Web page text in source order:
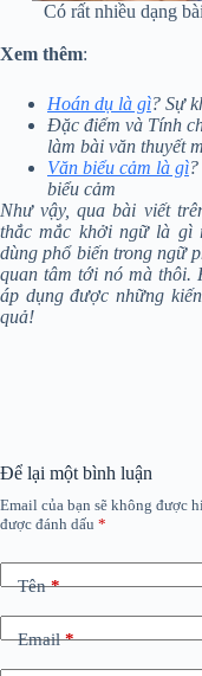
Có rất nhiều dạng
Xem thêm:
Hoán dụ là gì? Sự
Đặc điểm và Tính
làm bài văn thuyết
Văn biểu cảm là gì
biểu cảm
Như vậy, qua bài viết
thắc mắc khởi ngữ là gì
dùng phổ biến trong ngữ
quan tâm tới nó mà thôi.
áp dụng được những
quả!
Để lại một bình luận
Email của bạn sẽ không được
được đánh dấu *
Tên*
Email*